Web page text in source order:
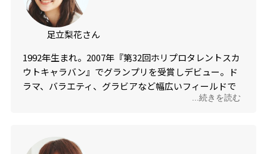
足立梨花さん
1992年生まれ。2007年『第32回ホリプロタレントスカ
ウトキャラバン』でグランプリを受賞しデビュー。ド
ラマ、バラエティ、グラビアなど幅広いフィールドで
...続きを読む